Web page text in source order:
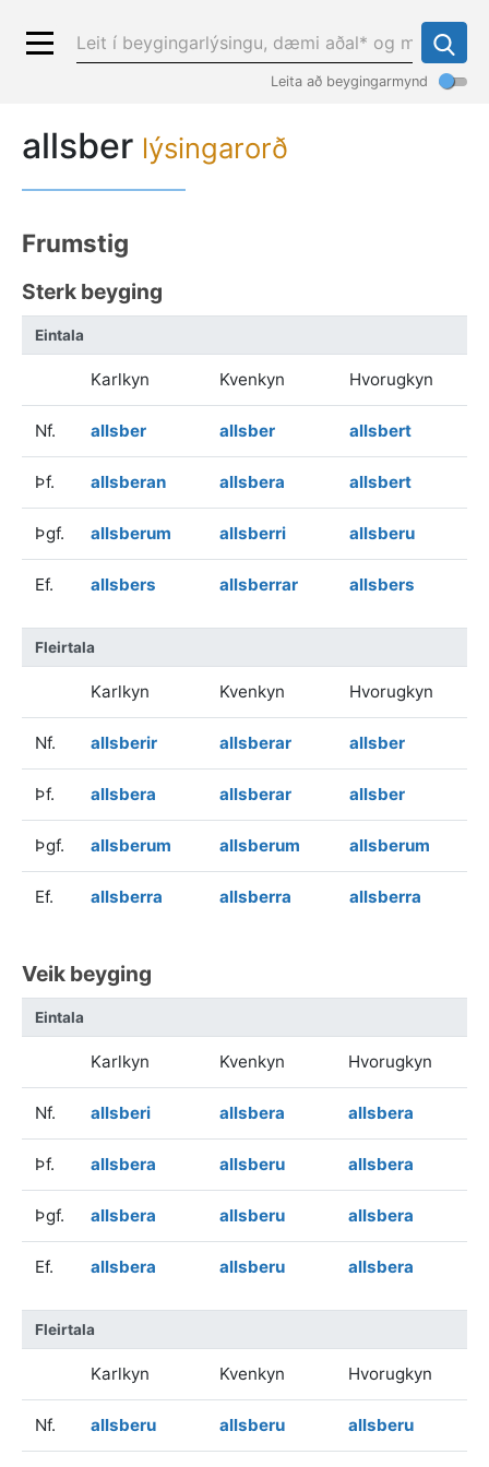
Leita að beygingarmynd
allsber lýsingarorð
Frumstig
Sterk beyging
Eintala
Karlkyn Kvenkyn Hvorugkyn
Nf. allsber allsber allsbert
Þf. allsberan allsbera allsbert
Þgf. allsberum allsberri allsberu
Ef. allsbers allsberrar allsbers
Fleirtala
Karlkyn Kvenkyn Hvorugkyn
Nf. allsberir allsberar allsber
Þf. allsbera allsberar allsber
Þgf. allsberum allsberum allsberum
Ef. allsberra allsberra allsberra
Veik beyging
Eintala
Karlkyn Kvenkyn Hvorugkyn
Nf. allsberi allsbera allsbera
Þf. allsbera allsberu allsbera
Þgf. allsbera allsberu allsbera
Ef. allsbera allsberu allsbera
Fleirtala
Karlkyn Kvenkyn Hvorugkyn
Nf. allsberu allsberu allsberu